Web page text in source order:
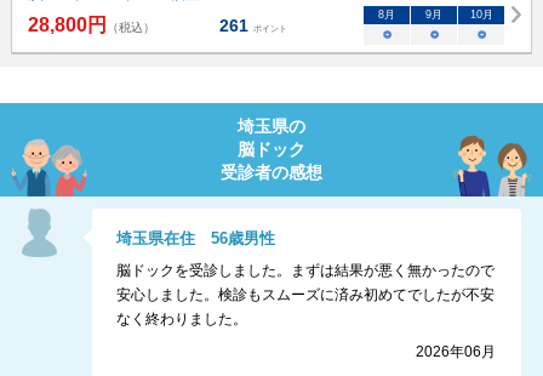
28,800円 （税込） 261 ポイント
8 月 9 月 10月
○ ○ ○
埼玉県の
脳ドック
受診者の感想
埼玉県在住56歳男性
脳ドックを受診しました。まずは結果が悪く無かったので
安心しました。検診もスムーズに済み初めてでしたが不安
なく終わりました。
2026年06月